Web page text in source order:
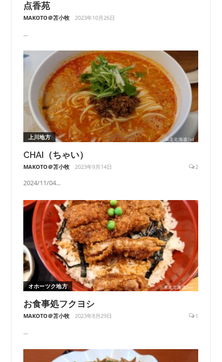
点香苑
MAKOTO＠苫小牧 2023年10月26日
...
上川地方
CHAI（ちゃい）
MAKOTO＠苫小牧 2023年9月14日 2
2024/11/04...
オホーツク地方
お食事処フクヨシ
MAKOTO＠苫小牧 2023年8月29日 1
...